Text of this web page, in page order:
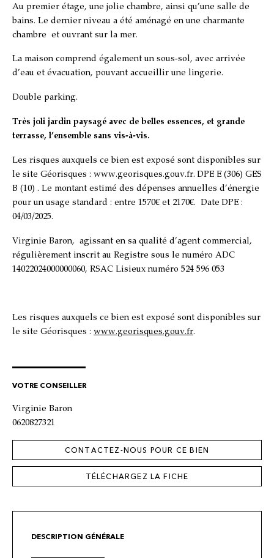
Au premier étage, une jolie chambre, ainsi qu’une salle de
bains. Le dernier niveau a été aménagé en une charmante
chambre et ouvrant sur la mer.
La maison comprend également un sous-sol, avec arrivée
d’eau et évacuation, pouvant accueillir une lingerie.
Double parking.
Très joli jardin paysagé avec de belles essences, et grande
terrasse, l’ensemble sans vis-à-vis.
Les risques auxquels ce bien est exposé sont disponibles sur
le site Géorisques : www.georisques.gouv.fr. DPE E (306) GES
B (10) . Le montant estimé des dépenses annuelles d’énergie
pour un usage standard : entre 1570€ et 2170€. Date DPE :
04/03/2025.
Virginie Baron, agissant en sa qualité d’agent commercial,
régulièrement inscrit au Registre sous le numéro ADC
14022024000000060, RSAC Lisieux numéro 524 596 053
Les risques auxquels ce bien est exposé sont disponibles sur
le site Géorisques : www.georisques.gouv.fr.
VOTRE CONSEILLER
Virginie Baron
0620827321
CONTACTEZ-NOUS POUR CE BIEN
TÉLÉCHARGEZ LA FICHE
DESCRIPTION GÉNÉRALE